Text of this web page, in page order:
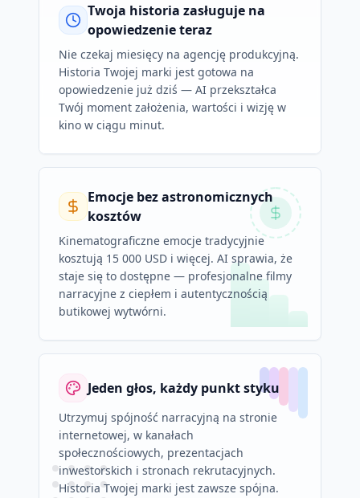
Twoja historia zasługuje na
opowiedzenie teraz
Nie czekaj miesięcy na agencję produkcyjną.
Historia Twojej marki jest gotowa na
opowiedzenie już dziś — AI przekształca
Twój moment założenia, wartości i wizję w
kino w ciągu minut.
Emocje bez astronomicznych
kosztów
Kinematograficzne emocje tradycyjnie
kosztują 15 000 USD i więcej. AI sprawia, że
staje się to dostępne — profesjonalne filmy
narracyjne z ciepłem i autentycznością
butikowej wytwórni.
Jeden głos, każdy punkt styku
Utrzymuj spójność narracyjną na stronie
internetowej, w kanałach
społecznościowych, prezentacjach
inwestorskich i stronach rekrutacyjnych.
Historia Twojej marki jest zawsze spójna.